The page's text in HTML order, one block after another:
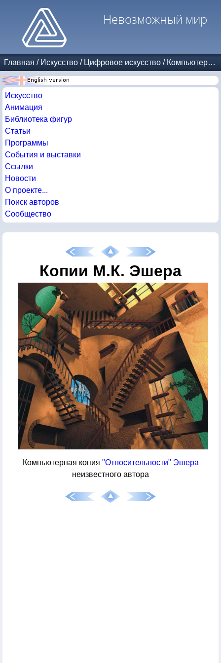
Невозможный мир
Главная / Искусство / Цифровое искусство / Компьютерные копии Эшера
Искусство
Анимация
Библиотека фигур
Статьи
Программы
События и выставки
Ссылки
Новости
О проекте...
Поиск авторов
Сообщество
Копии М.К. Эшера
Компьютерная копия "Относительности" Эшера
неизвестного автора